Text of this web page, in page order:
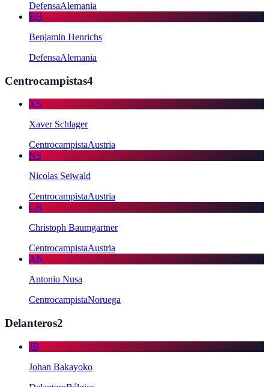
DefensaAlemania
BH
Benjamin Henrichs
DefensaAlemania
Centrocampistas4
XS
Xaver Schlager
CentrocampistaAustria
NS
Nicolas Seiwald
CentrocampistaAustria
CB
Christoph Baumgartner
CentrocampistaAustria
AN
Antonio Nusa
CentrocampistaNoruega
Delanteros2
JB
Johan Bakayoko